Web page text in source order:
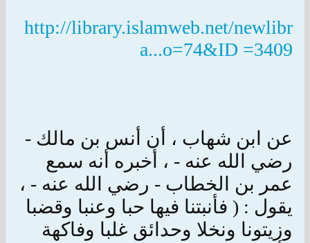
http://library.islamweb.net/newlibr
a...o=74&ID =3409
عن ابن شهاب ، أن أنس بن مالك -
رضي الله عنه - ، أخبره أنه سمع
عمر بن الخطاب - رضي الله عنه - ،
يقول : ( فأنبتنا فيها حبا وعنبا وقضبا
وزيتونا ونخلا وحدائق غلبا وفاكهة